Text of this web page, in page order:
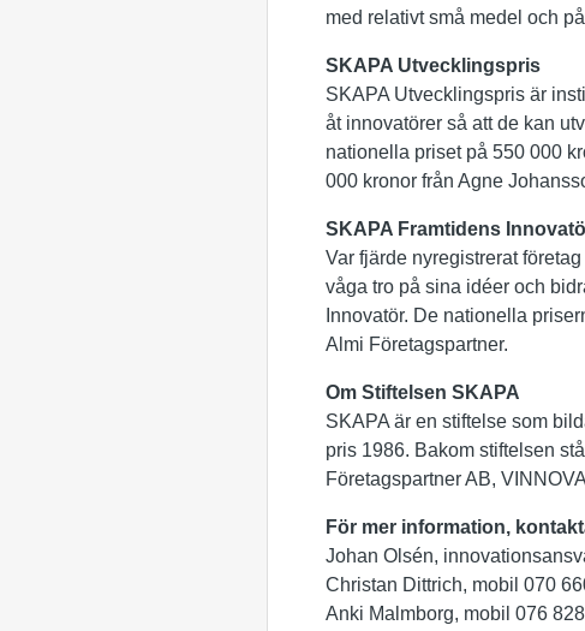
med relativt små medel och
SKAPA Utvecklingspris
SKAPA Utvecklingspris är
åt innovatörer så att de kan
nationella priset på 550 000
000 kronor från Agne
SKAPA Framtidens
Var fjärde nyregistrerat
våga tro på sina idéer och
Innovatör. De nationella
Almi Företagspartner.
Om Stiftelsen SKAPA
SKAPA är en stiftelse som
pris 1986. Bakom stiftelsen
Företagspartner AB,
För mer information,
Johan Olsén,
Christan Dittrich, mobil 070
Anki Malmborg, mobil 076